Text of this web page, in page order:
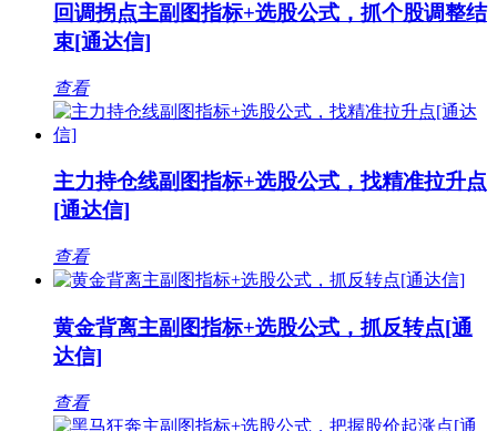
回调拐点主副图指标+选股公式，抓个股调整结
束[通达信]
查看
主力持仓线副图指标+选股公式，找精准拉升点
[通达信]
查看
黄金背离主副图指标+选股公式，抓反转点[通
达信]
查看